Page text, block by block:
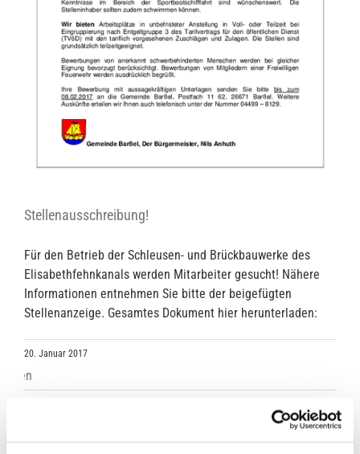
Stellenausschreibung!
Für den Betrieb der Schleusen- und Brückbauwerke des
Elisabethfehnkanals werden Mitarbeiter gesucht! Nähere
Informationen entnehmen Sie bitte der beigefügten
Stellenanzeige. Gesamtes Dokument hier herunterladen:
20. Januar 2017